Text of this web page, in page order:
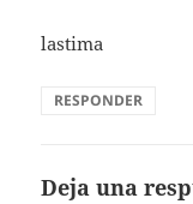
lastima
RESPONDER
Deja una